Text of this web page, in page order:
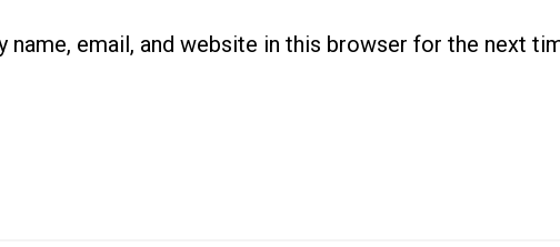
name, email, and website in this browser for the next